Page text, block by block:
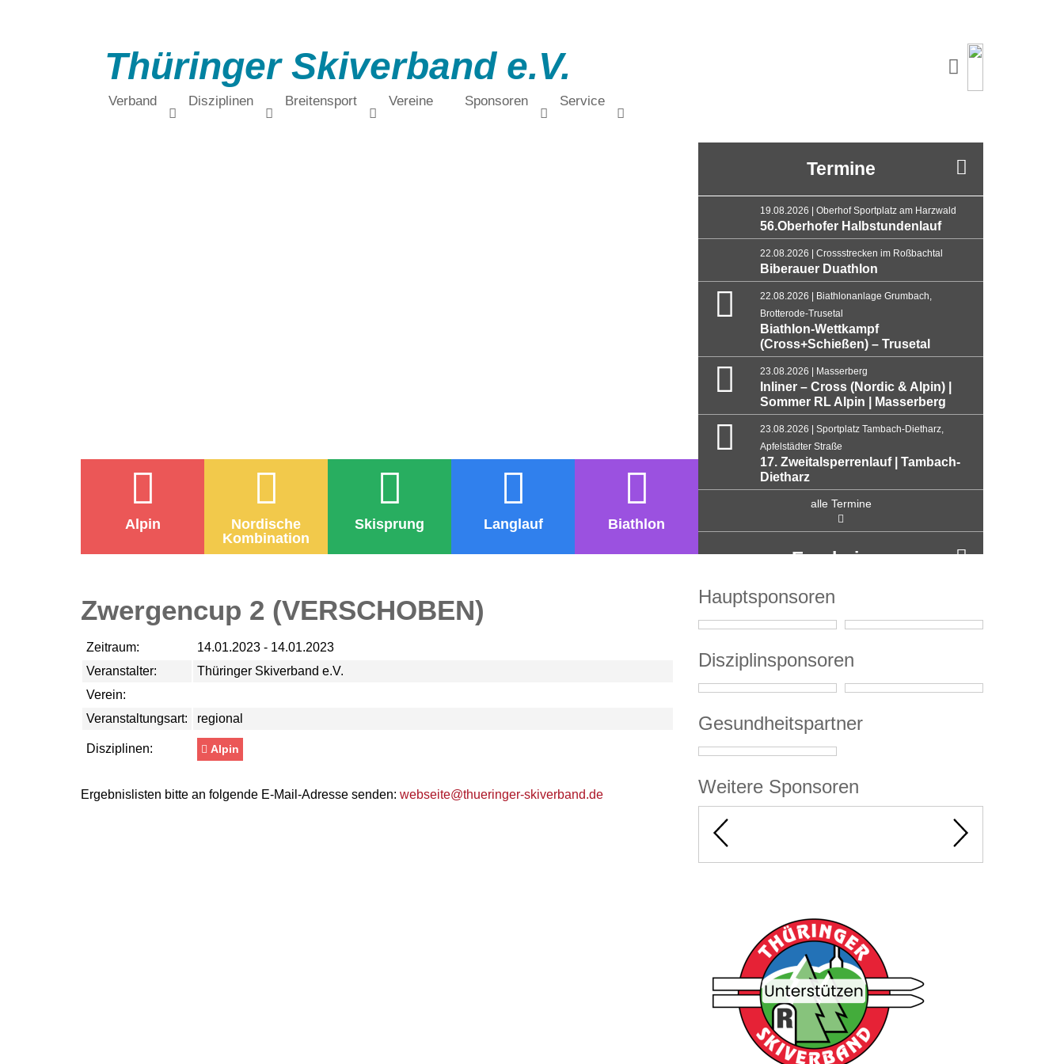
Thüringer Skiverband e.V.
Verband Disziplinen Breitensport Vereine Sponsoren Service
Alpin
Nordische
Kombination
Skisprung Langlauf Biathlon
Termine
19.08.2026 | Oberhof Sportplatz am Harzwald
56.Oberhofer Halbstundenlauf
22.08.2026 | Crossstrecken im Roßbachtal
Biberauer Duathlon
22.08.2026 | Biathlonanlage Grumbach,
Brotterode-Trusetal
Biathlon-Wettkampf
(Cross+Schießen) – Trusetal
23.08.2026 | Masserberg
Inliner – Cross (Nordic & Alpin) |
Sommer RL Alpin | Masserberg
23.08.2026 | Sportplatz Tambach-Dietharz,
Apfelstädter Straße
17. Zweitalsperrenlauf | Tambach-
Dietharz
alle Termine
Ergebnisse
Zwergencup 2 (VERSCHOBEN)
Zeitraum:
14.01.2023 - 14.01.2023
Veranstalter:
Thüringer Skiverband e.V.
Verein:
Veranstaltungsart:
regional
Disziplinen: Alpin
Ergebnislisten bitte an folgende E-Mail-Adresse senden: webseite@thueringer-skiverband.de
Hauptsponsoren
Disziplinsponsoren
Gesundheitspartner
Weitere Sponsoren